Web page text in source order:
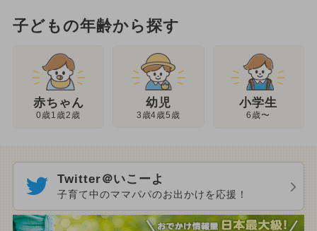
子どもの年齢から探す
赤ちゃん
0歳1歳2歳
幼児
3歳4歳5歳
小学生
6歳〜
Twitter＠いこーよ
子育て中のママパパのお出かけを応援！